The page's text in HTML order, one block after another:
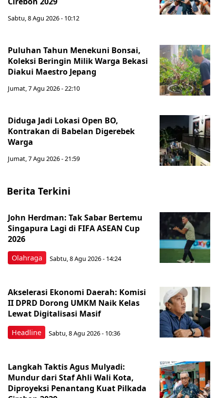
Sabtu, 8 Agu 2026 - 10:12
Puluhan Tahun Menekuni Bonsai,
Koleksi Beringin Milik Warga Bekasi
Diakui Maestro Jepang
Jumat, 7 Agu 2026 - 22:10
Diduga Jadi Lokasi Open BO,
Kontrakan di Babelan Digerebek
Warga
Jumat, 7 Agu 2026 - 21:59
Berita Terkini
Olahraga
John Herdman: Tak Sabar Bertemu
Singapura Lagi di FIFA ASEAN Cup
2026
Sabtu, 8 Agu 2026 - 14:24
Headline
Akselerasi Ekonomi Daerah: Komisi
II DPRD Dorong UMKM Naik Kelas
Lewat Digitalisasi Masif
Sabtu, 8 Agu 2026 - 10:36
Langkah Taktis Agus Mulyadi:
Mundur dari Staf Ahli Wali Kota,
Diproyeksi Penantang Kuat Pilkada